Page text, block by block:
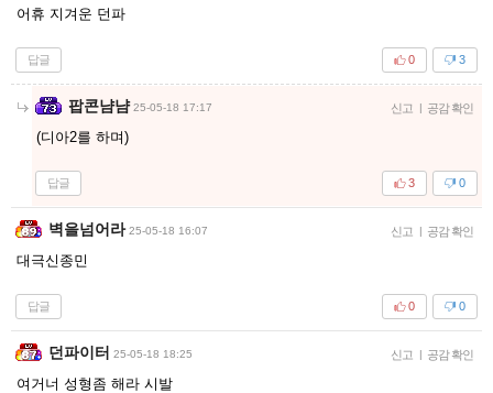
어휴 지겨운 던파
답글 3
0
팝콘냠냠 25-05-18 17:17 신고 | 공감 확인
(디아2를 하며)
답글 0
3
벽을넘어라 25-05-18 16:07 신고 | 공감 확인
대극신종민
답글 0
0
던파이터 25-05-18 18:25 신고 | 공감 확인
여거너 성형좀 해라 시발